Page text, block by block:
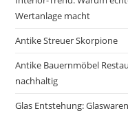
Wertanlage macht
Antike Streuer Skorpione
Antike Bauernmöbel
nachhaltig
Glas Entstehung: